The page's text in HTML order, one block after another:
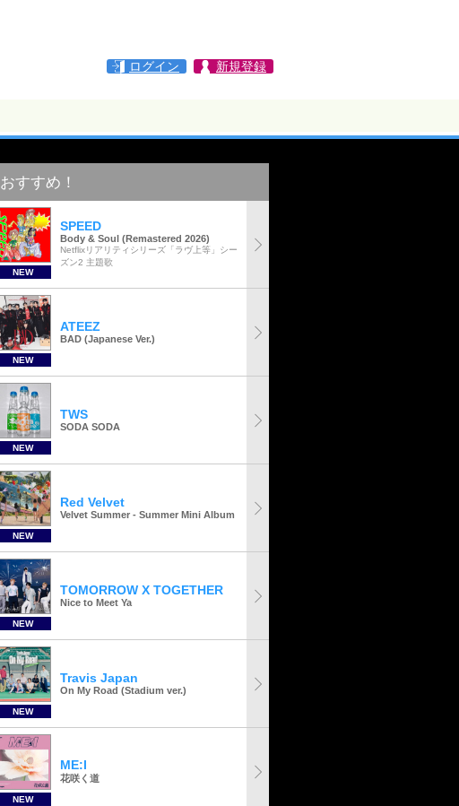
ログイン 新規登録
おすすめ！
NEW
SPEED
Body & Soul (Remastered 2026)
Netflixリアリティシリーズ「ラヴ上等」シー
ズン2 主題歌
NEW
ATEEZ
BAD (Japanese Ver.)
NEW
TWS
SODA SODA
NEW
Red Velvet
Velvet Summer - Summer Mini Album
NEW
TOMORROW X TOGETHER
Nice to Meet Ya
NEW
Travis Japan
On My Road (Stadium ver.)
NEW
ME:I
花咲く道